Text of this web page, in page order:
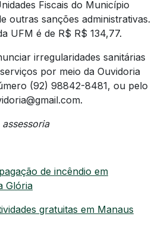
Fiscais do Município
outras sanções administrativas.
UFM é de R$ R$ 134,77.
irregularidades sanitárias
por meio da Ouvidoria
(92) 98842-8481, ou pelo
.
de incêndio em
Glória
gratuitas em Manaus